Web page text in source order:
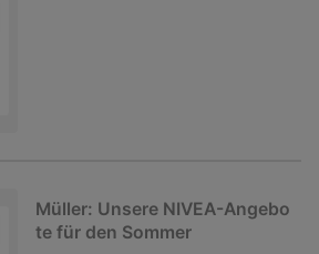
Müller: Unsere NIVEA-Angebo
te für den Sommer